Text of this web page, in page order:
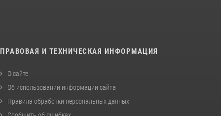
ПРАВОВАЯ И ТЕХНИЧЕСКАЯ ИНФОРМАЦИЯ
О сайте
Об использовании информации сайта
Правила обработки персональных данных